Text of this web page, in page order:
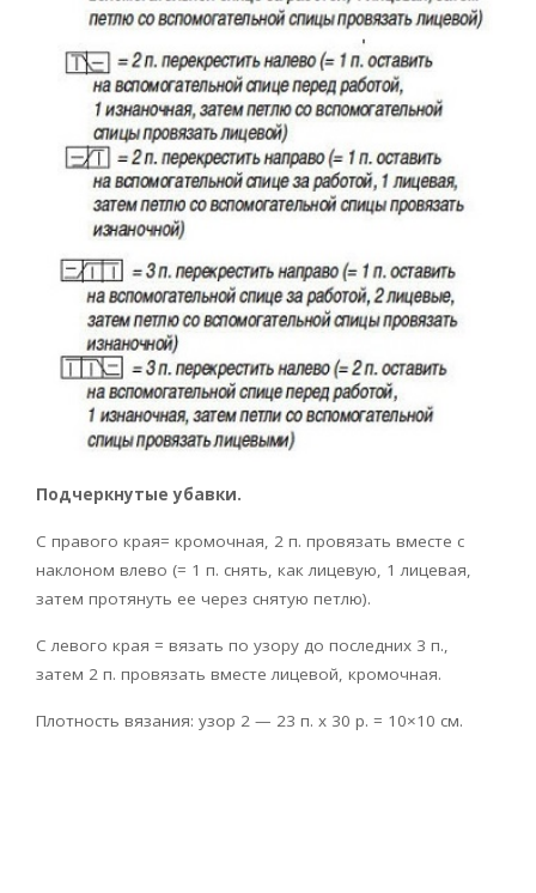
Подчеркнутые убавки.
С правого края= кромочная, 2 п. провязать вместе с
наклоном влево (= 1 п. снять, как лицевую, 1 лицевая,
затем протянуть ее через снятую петлю).
С левого края = вязать по узору до последних 3 п.,
затем 2 п. провязать вместе лицевой, кромочная.
Плотность вязания: узор 2 — 23 п. х 30 р. = 10×10 см.